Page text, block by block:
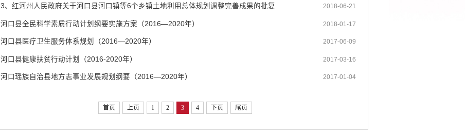
3、红河州人民政府关于河口县河口镇等6个乡镇土地利用总体规划调整完善成果的批复 2018-06-21
河口县全民科学素质行动计划纲要实施方案（2016—2020年） 2018-01-17
河口县医疗卫生服务体系规划（2016—2020年） 2017-06-09
河口县健康扶贫行动计划（2016-2020年） 2017-03-16
河口瑶族自治县地方志事业发展规划纲要（2016—2020年） 2017-01-04
首页 上页 1 2 3 4 下页 尾页